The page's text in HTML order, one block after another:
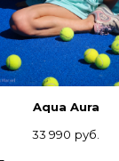
Aqua Aura
33 990 руб.